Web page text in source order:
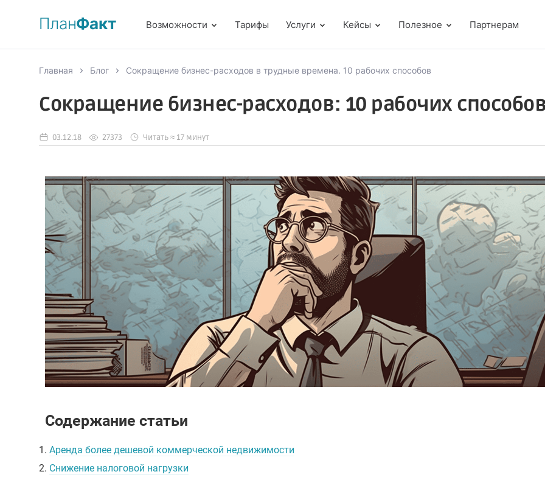
ПланФакт Возможности Тарифы Услуги Кейсы Полезное Партнерам
Главная Блог Сокращение бизнес-расходов в трудные времена. 10 рабочих способов
Сокращение бизнес-расходов: 10 рабочих способов
03.12.18 27373 Читать ≈ 17 минут
Содержание статьи
1. Аренда более дешевой коммерческой недвижимости
2. Снижение налоговой нагрузки